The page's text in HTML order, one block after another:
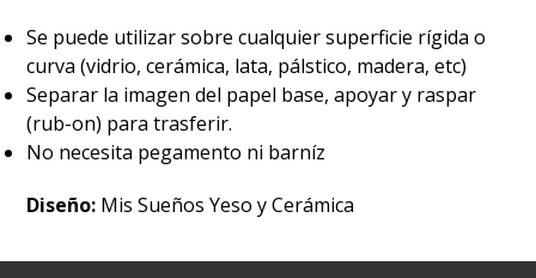
Se puede utilizar sobre cualquier superficie rígida o
curva (vidrio, cerámica, lata, pálstico, madera, etc)
Separar la imagen del papel base, apoyar y raspar
(rub-on) para trasferir.
No necesita pegamento ni barníz
Diseño: Mis Sueños Yeso y Cerámica